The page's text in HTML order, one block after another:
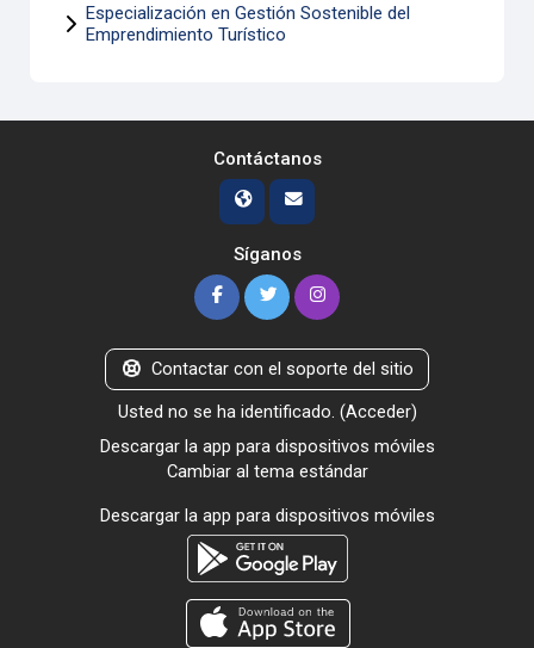
Especialización en Gestión Sostenible del
Emprendimiento Turístico
Contáctanos
Síganos
Contactar con el soporte del sitio
Usted no se ha identificado. (Acceder)
Descargar la app para dispositivos móviles
Cambiar al tema estándar
Descargar la app para dispositivos móviles